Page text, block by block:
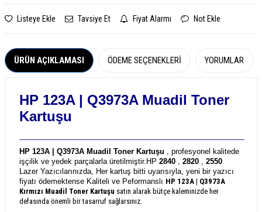
Listeye Ekle Tavsiye Et Fiyat Alarmı Not Ekle
ÜRÜN AÇIKLAMASI ÖDEME SEÇENEKLERI YORUMLAR
HP 123A | Q3973A Muadil Toner
Kartuşu
HP 123A | Q3973A Muadil Toner Kartuşu , profesyonel kalitede
işçilik ve yedek parçalarla üretilmiştir. HP 2840 , 2820 , 2550
Lazer Yazıcılarınızda, Her kartuş bitti uyarısıyla, yeni bir yazıcı
fiyatı ödemektense Kaliteli ve Peformanslı HP 123A | Q3973A
Kırmızı Muadil Toner Kartuşu satın alarak bütçe kaleminizde her
defasında önemli bir tasarruf sağlarsınız.